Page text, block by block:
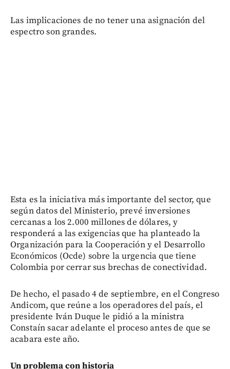
Las implicaciones de no tener una asignación del
espectro son grandes.
Esta es la iniciativa más importante del sector, que
según datos del Ministerio, prevé inversiones
cercanas a los 2.000 millones de dólares, y
responderá a las exigencias que ha planteado la
Organización para la Cooperación y el Desarrollo
Económicos (Ocde) sobre la urgencia que tiene
Colombia por cerrar sus brechas de conectividad.
De hecho, el pasado 4 de septiembre, en el Congreso
Andicom, que reúne a los operadores del país, el
presidente Iván Duque le pidió a la ministra
Constaín sacar adelante el proceso antes de que se
acabara este año.
Un problema con historia